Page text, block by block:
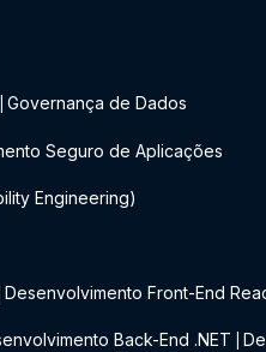
Governança de Dados
Seguro de Aplicações
Engineering)
Desenvolvimento Front-End
Back-End .NET